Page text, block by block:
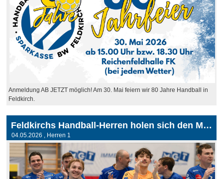
Anmeldung AB JETZT möglich! Am 30. Mai feiern wir 80 Jahre Handball in
Feldkirch.
Feldkirchs Handball-Herren holen sich den Meistertitel
04.05.2026 , Herren 1